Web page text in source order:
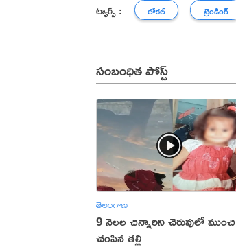
ట్యాగ్స్ : లోకల్ ట్రెండింగ్
సంబంధిత పోస్ట్
తెలంగాణ
9 నెలల చిన్నారిని చెరువులో ముంచి
చంపిన తల్లి